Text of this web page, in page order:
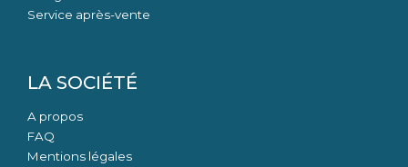
Service après-vente
LA SOCIÉTÉ
A propos
FAQ
Mentions légales